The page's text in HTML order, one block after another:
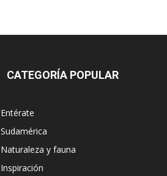
CATEGORÍA POPULAR
Entérate
Sudamérica
Naturaleza y fauna
Inspiración